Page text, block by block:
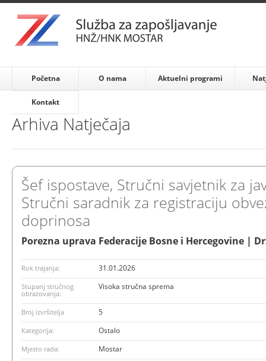
Početna O nama Aktuelni programi
Kontakt
Arhiva Natječaja
Šef ispostave, Stručni savjetnik za
Stručni saradnik za registraciju
doprinosa
Porezna uprava Federacije Bosne i Hercegovine |
Rok trajanja: 31.01.2026
Stupanj stručnog
obrazovanja:
Visoka stručna sprema
Broj izvršitelja 5
Kategorija: Ostalo
Mjesto rada: Mostar